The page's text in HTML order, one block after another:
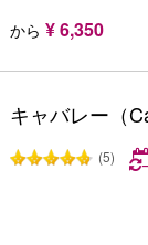
から ¥ 6,350
キャバレー（
(5)